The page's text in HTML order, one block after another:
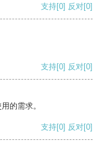
支持[0] 反对[0]
支持[0] 反对[0]
的需求。
支持[0] 反对[0]